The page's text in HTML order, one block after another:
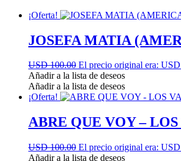
¡Oferta!
JOSEFA MATIA
USD 100.00 El precio original era:
Añadir a la lista de deseos
Añadir a la lista de deseos
¡Oferta!
ABRE QUE VOY –
USD 100.00 El precio original era:
Añadir a la lista de deseos